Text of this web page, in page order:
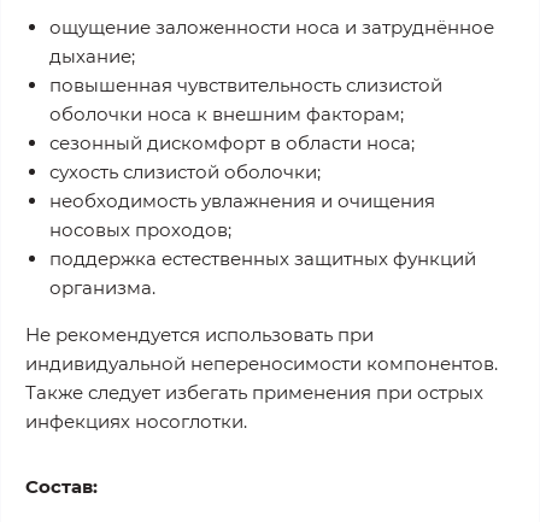
ощущение заложенности носа и затруднённое
дыхание;
повышенная чувствительность слизистой
оболочки носа к внешним факторам;
сезонный дискомфорт в области носа;
сухость слизистой оболочки;
необходимость увлажнения и очищения
носовых проходов;
поддержка естественных защитных функций
организма.
Не рекомендуется использовать при
индивидуальной непереносимости компонентов.
Также следует избегать применения при острых
инфекциях носоглотки.
Состав: